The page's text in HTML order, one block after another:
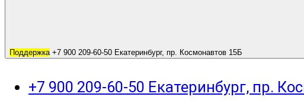
Поддержка +7 900 209-60-50 Екатеринбург, пр. Космонавтов 15Б
+7 900 209-60-50 Екатеринбург, пр.